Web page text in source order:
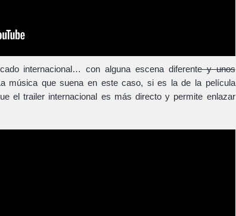
internacional… con alguna escena diferentey unos
música que suena en este caso, si es la de la película
el trailer internacional es más directo y permite enlazar